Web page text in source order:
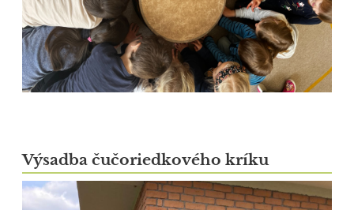
Výsadba čučoriedkového kríku